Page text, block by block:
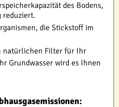
des Bodens,
reduziert.
die Stickstoff im
natürlichen Filter für Ihr
Grundwasser wird es Ihnen